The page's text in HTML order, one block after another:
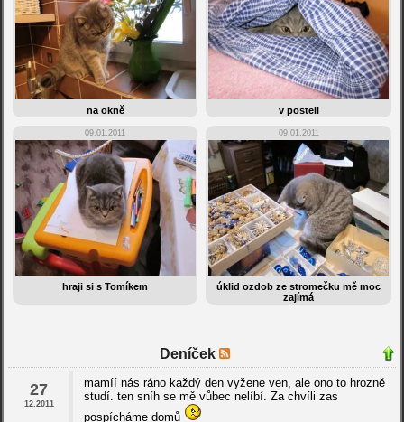
na okně v posteli
09.01.2011
hraji si s Tomíkem
09.01.2011
úklid ozdob ze stromečku mě moc
zajímá
Deníček
27
12.2011
mamíí nás ráno každý den vyžene ven, ale ono to hrozně
studí. ten sníh se mě vůbec nelíbí. Za chvíli zas
pospícháme domů